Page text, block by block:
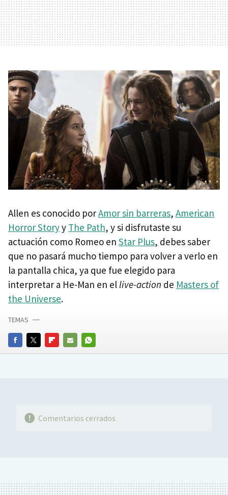
Allen es conocido porAmor sin barreras, American
Horror Storyy The Path, y si disfrutaste su
actuación como Romeo en Star Plus, debes saber
que no pasará mucho tiempo para volver a verlo en
la pantalla chica, ya que fue elegido para
interpretar a He-Man en ellive-action de Masters of
the Universe.​
FACEBOOKTWITTERFLIPBOARD
E-
WHATSAPP
TEMAS
Comentarios cerrados